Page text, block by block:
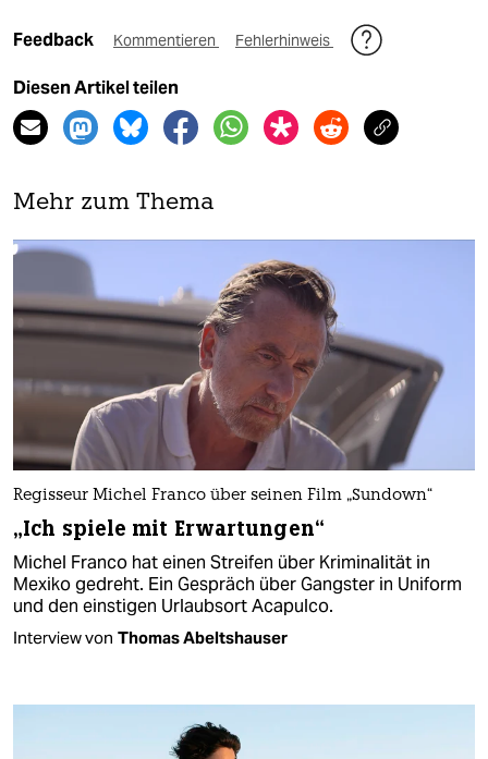
Feedback Kommentieren Fehlerhinweis
Diesen Artikel teilen
Mehr zum Thema
Regisseur Michel Franco über seinen Film „Sundown“
„Ich spiele mit Erwartungen“
Michel Franco hat einen Streifen über Kriminalität in
Mexiko gedreht. Ein Gespräch über Gangster in Uniform
und den einstigen Urlaubsort Acapulco.
Interview von Thomas Abeltshauser